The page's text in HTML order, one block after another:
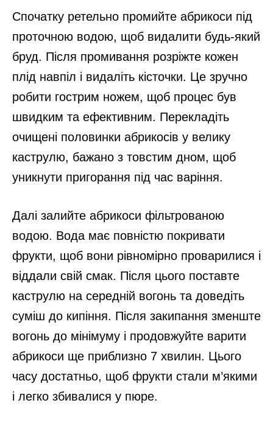
Спочатку ретельно промийте абрикоси під
проточною водою, щоб видалити будь-який
бруд. Після промивання розріжте кожен
плід навпіл і видаліть кісточки. Це зручно
робити гострим ножем, щоб процес був
швидким та ефективним. Перекладіть
очищені половинки абрикосів у велику
каструлю, бажано з товстим дном, щоб
уникнути пригорання під час варіння.
Далі залийте абрикоси фільтрованою
водою. Вода має повністю покривати
фрукти, щоб вони рівномірно проварилися і
віддали свій смак. Після цього поставте
каструлю на середній вогонь та доведіть
суміш до кипіння. Після закипання зменште
вогонь до мінімуму і продовжуйте варити
абрикоси ще приблизно 7 хвилин. Цього
часу достатньо, щоб фрукти стали м’якими
і легко збивалися у пюре.